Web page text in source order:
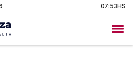
07:53HS